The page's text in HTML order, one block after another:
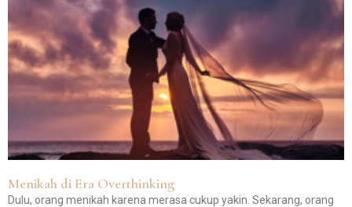
Menikah di Era Overthinking
Dulu, orang menikah karena merasa cukup yakin. Sekarang, orang